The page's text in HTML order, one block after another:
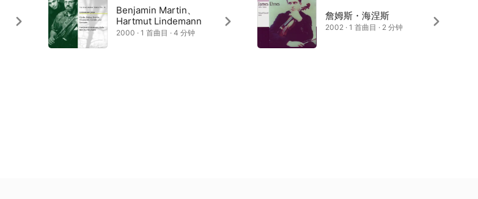
Benjamin Martin、
Hartmut Lindemann
2000 · 1 首曲目 · 4 分钟
詹姆斯・海涅斯
2002 · 1 首曲目 · 2 分钟